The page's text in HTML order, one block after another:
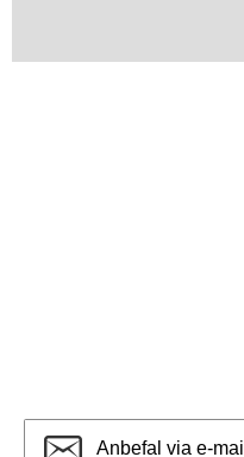
Anbefal via e-mail